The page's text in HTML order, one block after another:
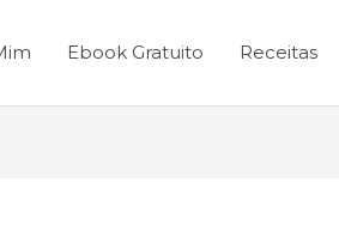
Ebook Gratuito Receitas